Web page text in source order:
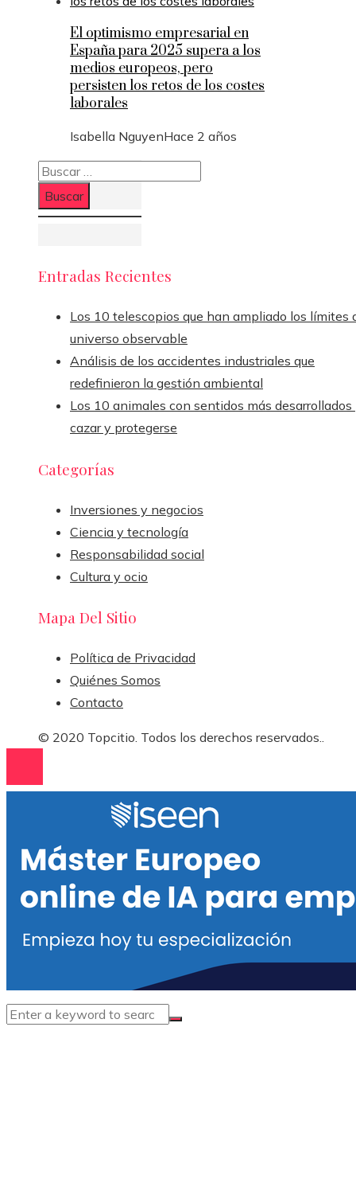
El optimismo empresarial en
España para 2025 supera a los
medios europeos, pero
persisten los retos de los costes
laborales
Isabella NguyenHace 2 años
Buscar:
Entradas Recientes
Los 10 telescopios que han ampliado los límites
universo observable
Análisis de los accidentes industriales que
redefinieron la gestión ambiental
Los 10 animales con sentidos más desarrollados
cazar y protegerse
Categorías
Inversiones y negocios
Ciencia y tecnología
Responsabilidad social
Cultura y ocio
Mapa Del Sitio
Política de Privacidad
Quiénes Somos
Contacto
© 2020 Topcitio. Todos los derechos reservados..